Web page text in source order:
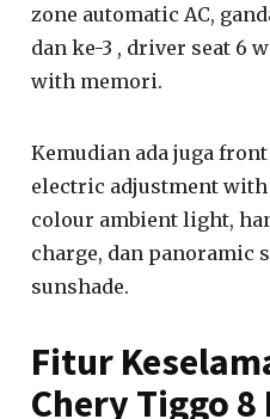
zone automatic AC,
dan ke-3 , driver seat 6
with memori.
Kemudian ada juga
electric adjustment
colour ambient light,
charge, dan panoramic
sunshade.
Fitur
Chery Tiggo